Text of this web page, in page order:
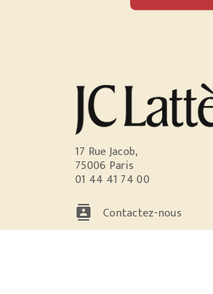
17 Rue Jacob,
75006 Paris
01 44 41 74 00
contacts Contactez-nous